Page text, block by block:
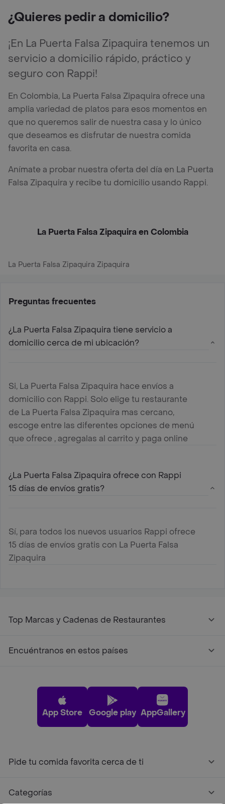
¿Quieres pedir a domicilio?
¡En La Puerta Falsa Zipaquira tenemos un
servicio a domicilio rápido, práctico y
seguro con Rappi!
En Colombia, La Puerta Falsa Zipaquira ofrece una
amplia variedad de platos para esos momentos en
que no queremos salir de nuestra casa y lo único
que deseamos es disfrutar de nuestra comida
favorita en casa.
Anímate a probar nuestra oferta del día en La Puerta
Falsa Zipaquira y recibe tu domicilio usando Rappi.
La Puerta Falsa Zipaquira en Colombia
La Puerta Falsa Zipaquira Zipaquira
Preguntas frecuentes
¿La Puerta Falsa Zipaquira tiene servicio a
domicilio cerca de mi ubicación?
Si, La Puerta Falsa Zipaquira hace envíos a
domicilio con Rappi. Solo elige tu restaurante
de La Puerta Falsa Zipaquira mas cercano,
escoge entre las diferentes opciones de menú
que ofrece , agregalas al carrito y paga online
¿La Puerta Falsa Zipaquira ofrece con Rappi
15 días de envíos gratis?
Sí, para todos los nuevos usuarios Rappi ofrece
15 días de envíos gratis con La Puerta Falsa
Zipaquira
Top Marcas y Cadenas de Restaurantes
Encuéntranos en estos países
App Store Google play AppGallery
Pide tu comida favorita cerca de ti
Categorías